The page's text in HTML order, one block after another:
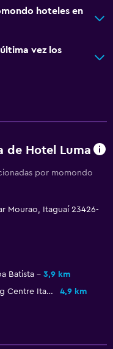
hoteles en
vez los
de Hotel Luma
por momondo
Mourao, Itaguaí 23426-
Batista
3,9 km
Shopping Centre Itaguai 4,9 km